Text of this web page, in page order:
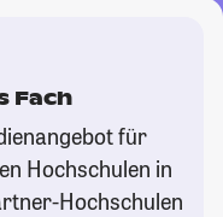
Fach
für
Hochschulen in
Hochschulen